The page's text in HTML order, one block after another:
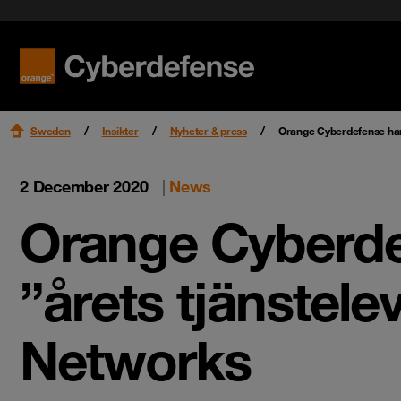
Karriär
Sweden Insikter Nyheter & press Orange Cyberdefense
2 December 2020 | News
Orange
”årets
Networks